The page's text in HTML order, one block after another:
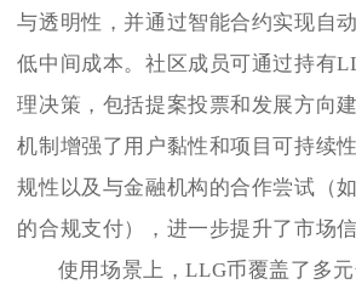
与透明性，并通过智能合约实现自
低中间成本。社区成员可通过持有
理决策，包括提案投票和发展方向
机制增强了用户黏性和项目可持续
规性以及与金融机构的合作尝试（
的合规支付），进一步提升了市场信
使用场景上，LLG币覆盖了多